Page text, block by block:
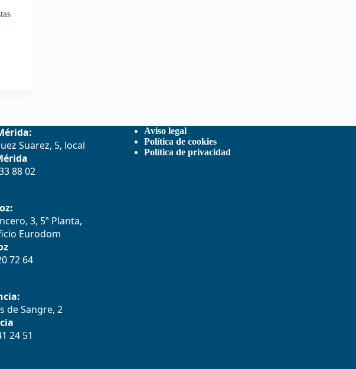
Suarez, 5, local
88 02
3, 5ª Planta,
Eurodom
72 64
de Sangre, 2
24 51
Aviso legal
Política de cookies
Política de privacidad